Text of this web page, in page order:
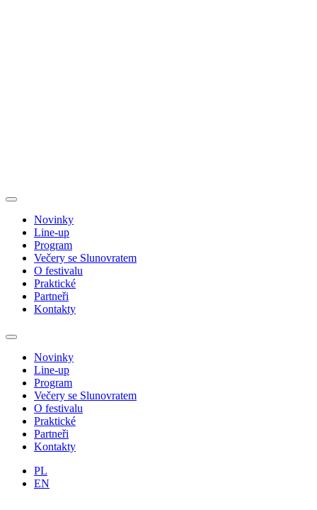
Novinky
Line-up
Program
Večery se Slunovratem
O festivalu
Praktické
Partneři
Kontakty
Novinky
Line-up
Program
Večery se Slunovratem
O festivalu
Praktické
Partneři
Kontakty
PL
EN